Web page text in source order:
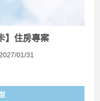
】住房專案
01/31